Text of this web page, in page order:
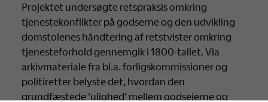
Projektet undersøgte retspraksis omkring
tjenestekonflikter på godserne og den udvikling
domstolenes håndtering af retstvister omkring
tjenesteforhold gennemgik i 1800-tallet. Via
arkivmateriale fra bl.a. forligskommissioner og
politiretter belyste det, hvordan den
grundfæstede ‘ulighed’ mellem godsejerne og